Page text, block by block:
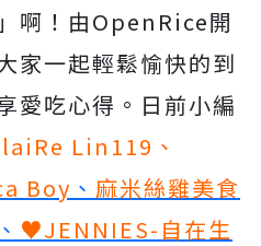
啊！由OpenRice開
家一起輕鬆愉快的到
愛吃心得。日前小編
Lin119 、
Boy 、 麻米絲雞美食
、 ♥JENNIES-自在生